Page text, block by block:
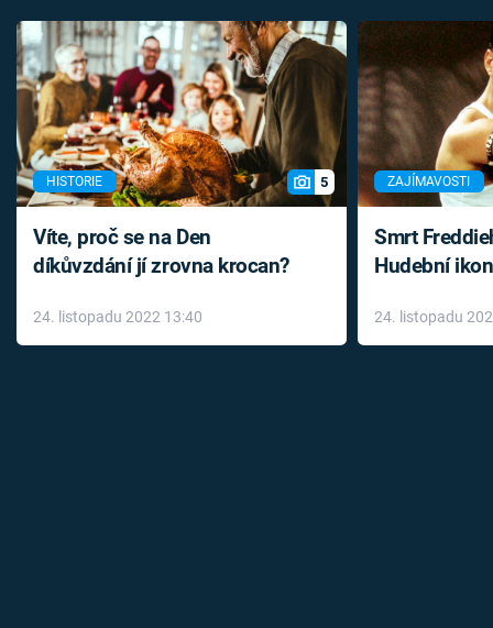
HISTORIE 5
Víte, proč se na Den
díkůvzdání jí zrovna krocan?
24. listopadu 2022 13:40
ZAJÍMAVOSTI
Smrt
Hudební
léky
24. listopadu